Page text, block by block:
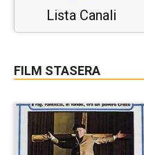
Lista Canali
FILM STASERA